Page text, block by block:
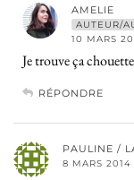
AMELIE
AUTEUR/
10 MARS
Je trouve ça
RÉPONDRE
PAULINE /
8 MARS